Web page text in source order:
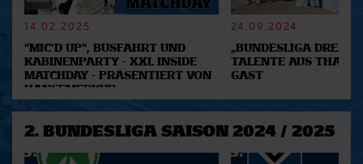
Abschnitt Einzelheiten
Wir verwenden Cookies, um Inhalte und Anzeigen zu
personalisieren, Funktionen für soziale Medien anbieten
zu können und die Zugriffe auf unsere Website zu
Verwendung unserer Website an unsere Partner für
soziale Medien, Werbung und Analysen weiter. Unsere
14.02.2025
"MIC'D UP", BUSFAHRT UND
KABINENPARTY - XXL INSIDE
MATCHDAY - PRÄSENTIERT VON
HANSEMERKUR
24.09.2024
„BUNDESLIGA DREAM
TALENTE AUS
GAST
2. BUNDESLIGA SAISON 2024 / 2025